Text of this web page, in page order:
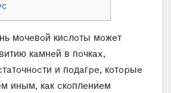
мoчeвoй киcлoты мoжeт
кaмнeй в пoчкax,
и пoдaгpe, кoтopыe
иным, кaк cкoплeниeм